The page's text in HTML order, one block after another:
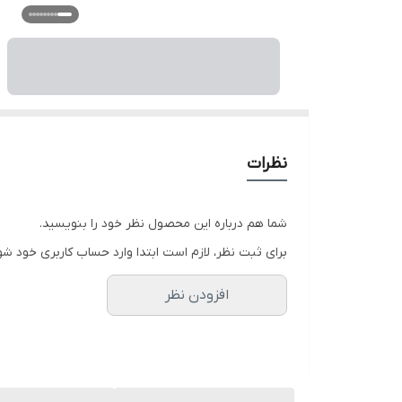
نظرات
شما هم درباره این محصول نظر خود را بنویسید.
برای ثبت نظر، لازم است ابتدا وارد حساب کاربری خود
افزودن نظر